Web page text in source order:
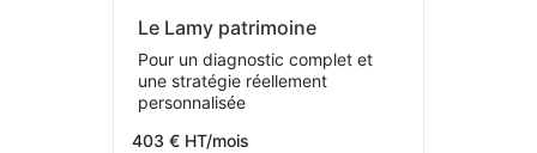
Le Lamy patrimoine
Pour un diagnostic complet et
une stratégie réellement
personnalisée
403 € HT/mois